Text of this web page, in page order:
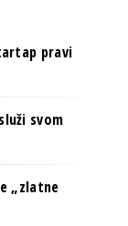
pravi
svom
„zlatne